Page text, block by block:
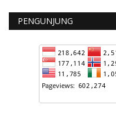
PENGUNJUNG